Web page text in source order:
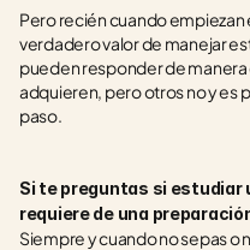
Pero recién cuando
verdadero valor de manejar
pueden responder de
adquieren, pero otros no y es
paso.
Si te preguntas si estudiar
requiere de una
Siempre y cuando no sepas o